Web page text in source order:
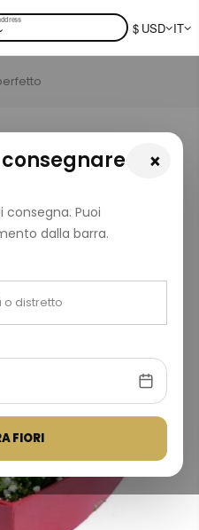
$ USD IT
×
consegna. Puoi
dalla barra.
FIORI